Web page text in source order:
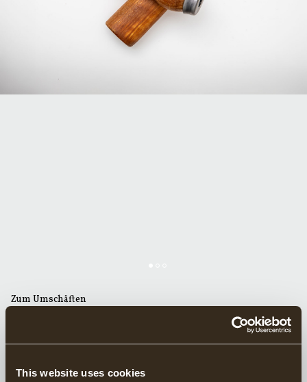
This website uses cookies
Zum Umschäften
STIEL ZUR GRÄNSFORS SCHWEDISCHES
ZUGMESSER (1 STÜCK)
50.00 USD